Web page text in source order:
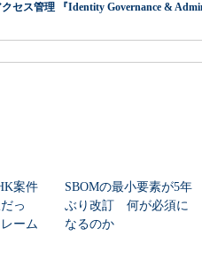
セス管理 『Identity Governance &
案件
っ
ーム
SBOMの最小要素が5年
ぶり改訂 何が必須に
なるのか